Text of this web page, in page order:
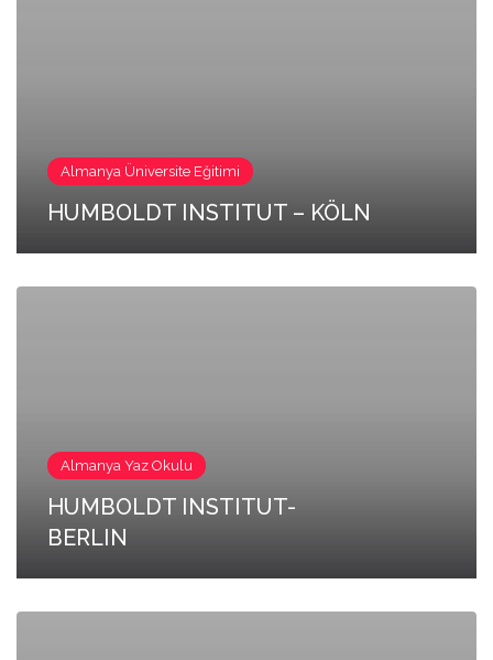
Almanya Üniversite Eğitimi
HUMBOLDT INSTITUT – KÖLN
Almanya Yaz Okulu
HUMBOLDT INSTITUT-
BERLIN